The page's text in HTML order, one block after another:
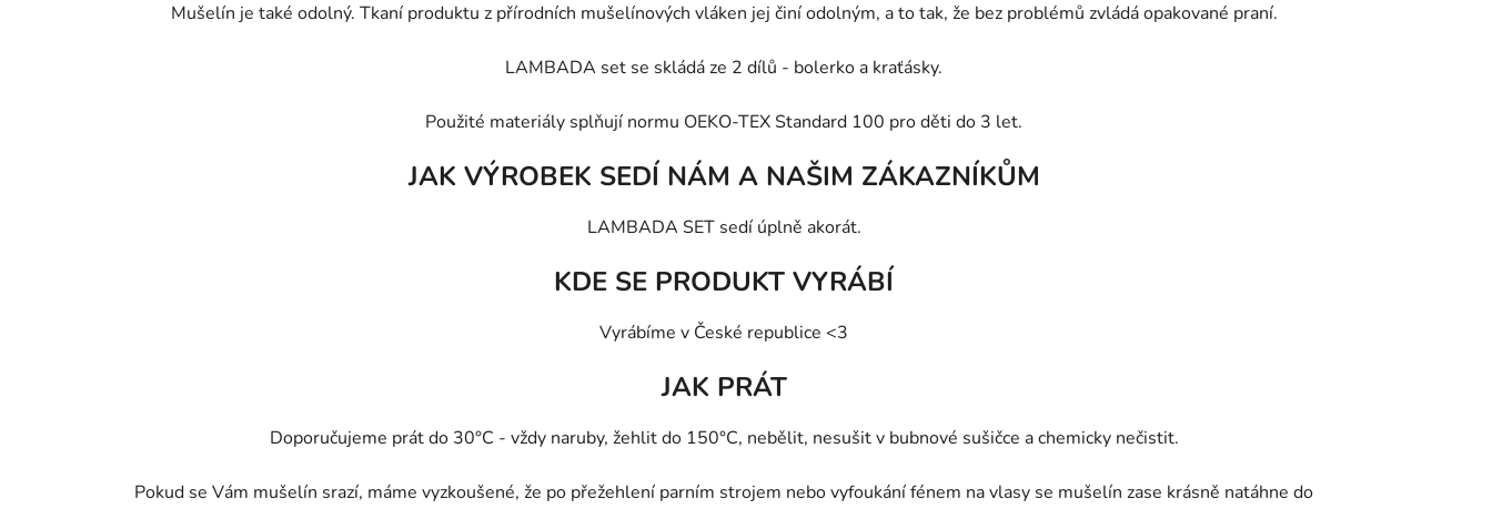
Mušelín je také odolný. Tkaní produktu z přírodních mušelínových vláken jej činí odolným, a to tak, že bez problémů zvládá opakované praní.
LAMBADA set se skládá ze 2 dílů - bolerko a kraťásky.
Použité materiály splňují normu OEKO-TEX Standard 100 pro děti do 3 let.
JAK VÝROBEK SEDÍ NÁM A NAŠIM ZÁKAZNÍKŮM
LAMBADA SET sedí úplně akorát.
KDE SE PRODUKT VYRÁBÍ
Vyrábíme v České republice <3
JAK PRÁT
Doporučujeme prát do 30°C - vždy naruby, žehlit do 150°C, nebělit, nesušit v bubnové sušičce a chemicky nečistit.
Pokud se Vám mušelín srazí, máme vyzkoušené, že po přežehlení parním strojem nebo vyfoukání fénem na vlasy se mušelín zase krásně natáhne do